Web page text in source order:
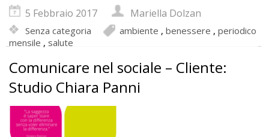
5 Febbraio 2017 Mariella Dolzan
Senza categoria ambiente , benessere , periodico
mensile , salute
Comunicare nel sociale – Cliente:
Studio Chiara Panni